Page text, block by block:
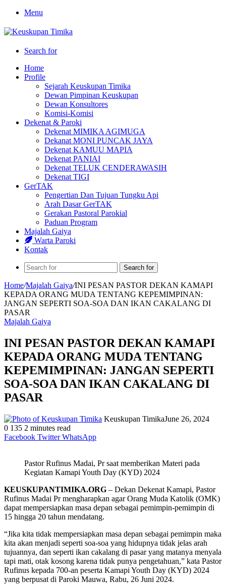
Menu
Search for
Home
Profile
Sejarah Keuskupan Timika
Dewan Pimpinan Keuskupan
Dewan Konsultores
Komisi-Komisi
Dekenat & Paroki
Dekenat MIMIKA AGIMUGA
Dekanat MONI PUNCAK JAYA
Dekenat KAMUU MAPIA
Dekenat PANIAI
Dekenat TELUK CENDERAWASIH
Dekenat TIGI
GerTAK
Pengertian Dan Tujuan Tungku Api
Arah Dasar GerTAK
Gerakan Pastoral Parokial
Paduan Program
Majalah Gaiya
Warta Paroki
Kontak
Search for
Home/Majalah Gaiya/INI PESAN PASTOR DEKAN KAMAPI
KEPADA ORANG MUDA TENTANG KEPEMIMPINAN:
JANGAN SEPERTI SOA-SOA DAN IKAN CAKALANG DI
PASAR
Majalah Gaiya
INI PESAN PASTOR DEKAN KAMAPI
KEPADA ORANG MUDA TENTANG
KEPEMIMPINAN: JANGAN SEPERTI
SOA-SOA DAN IKAN CAKALANG DI
PASAR
Keuskupan TimikaJune 26, 2024
0 135 2 minutes read
Facebook Twitter WhatsApp
Pastor Rufinus Madai, Pr saat memberikan Materi pada
Kegiatan Kamapi Youth Day (KYD) 2024
KEUSKUPANTIMIKA.ORG – Dekan Dekenat Kamapi, Pastor
Rufinus Madai Pr mengharapkan agar Orang Muda Katolik (OMK)
dapat mempersiapkan masa depan sebagai pemimpin-pemimpin di
15 hingga 20 tahun mendatang.
“Jika kita tidak mempersiapkan masa depan sebagai pemimpin maka
kita akan menjadi seperti soa-soa yang hidupnya tidak jelas arah
tujuannya, dan seperti ikan cakalang di pasar yang matanya menyala
tapi mati, otak kosong karena tidak punya pengetahuan,” kata Pastor
Rufinus kepada 700-an peserta Kamapi Youth Day (KYD) 2024
yang berpusat di Paroki Mauwa, Rabu, 26 Juni 2024.